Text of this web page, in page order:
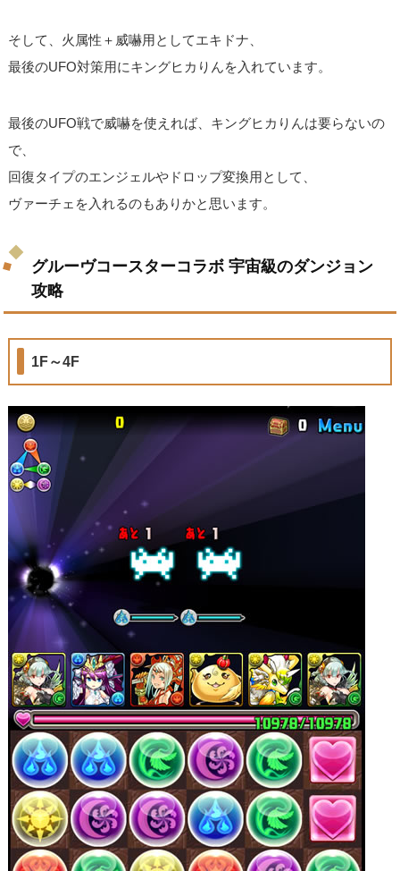
そして、火属性＋威嚇用としてエキドナ、
最後のUFO対策用にキングヒカりんを入れています。
最後のUFO戦で威嚇を使えれば、キングヒカりんは要らないの
で、
回復タイプのエンジェルやドロップ変換用として、
ヴァーチェを入れるのもありかと思います。
グルーヴコースターコラボ 宇宙級のダンジョン
攻略
1F～4F